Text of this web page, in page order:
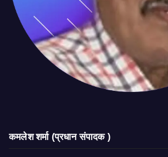
कमलेश शर्मा (प्रधान संपादक )